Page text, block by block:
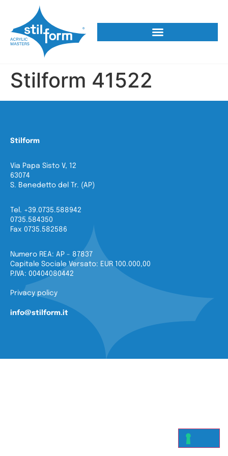
Stilform 41522
Stilform
Via Papa Sisto V, 12
63074
S. Benedetto del Tr. (AP)
Tel. +39.0735.588942
0735.584350
Fax 0735.582586
Numero REA: AP - 87837
Capitale Sociale Versato: EUR 100.000,00
P.IVA: 00404080442
Privacy policy
info@stilform.it